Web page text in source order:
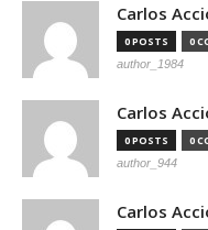
Carlos
0 POSTS 0
author_1984
Carlos
0 POSTS 0
author_944
Carlos